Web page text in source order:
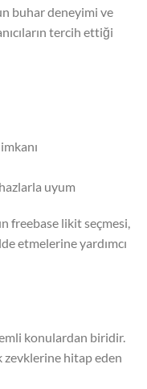
buhar deneyimi ve
tercih ettiği
uyum
freebase likit seçmesi,
etmelerine yardımcı
konulardan biridir.
zevklerine hitap eden